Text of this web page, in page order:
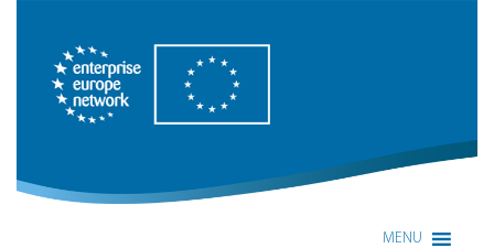
Enterprise Europe Network
MENU